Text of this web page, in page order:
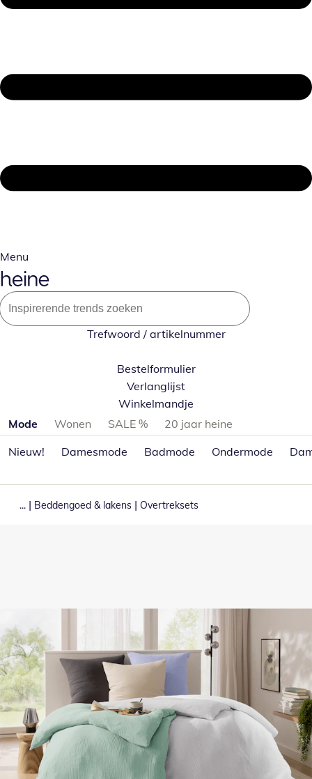
Menu
Trefwoord / artikelnummer
Bestelformulier
Verlanglijst
Winkelmandje
Productcategorieën overslaan
Mode Wonen SALE %
20 jaar heine
Nieuw!
Damesmode Badmode Ondermode
... | Beddengoed & lakens | Overtreksets